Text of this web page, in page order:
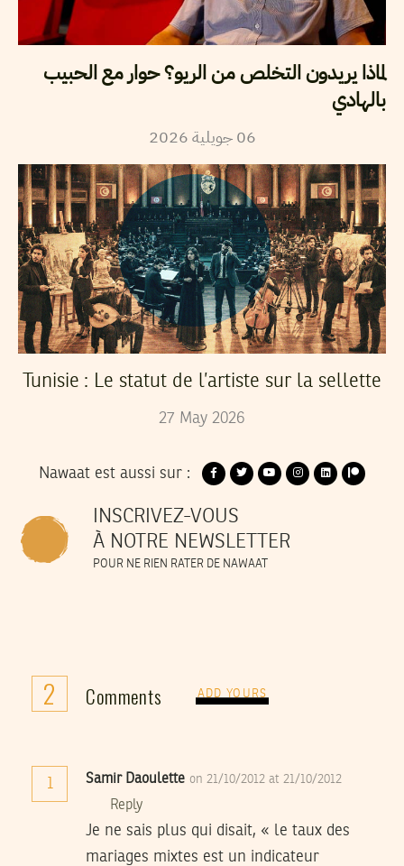
لماذا يريدون التخلص من الريو؟ حوار مع الحبيب
بالهادي
06 جويلية2026
Tunisie : Le statut de l’artiste sur la sellette
27 May 2026
Nawaat est aussi sur :
INSCRIVEZ-VOUS
À NOTRE NEWSLETTER
POUR NE RIEN RATER DE NAWAAT
2 Comments ADD YOURS
1 Samir Daoulette on 21/10/2012 at 21/10/2012
Reply
Je ne sais plus qui disait, « le taux des
mariages mixtes est un indicateur